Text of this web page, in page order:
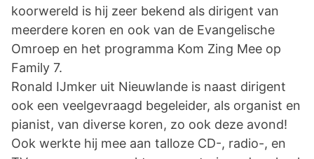
koorwereld is hij zeer bekend als dirigent van
meerdere koren en ook van de Evangelische
Omroep en het programma Kom Zing Mee op
Family 7.
Ronald IJmker uit Nieuwlande is naast dirigent
ook een veelgevraagd begeleider, als organist en
pianist, van diverse koren, zo ook deze avond!
Ook werkte hij mee aan talloze CD-, radio-, en